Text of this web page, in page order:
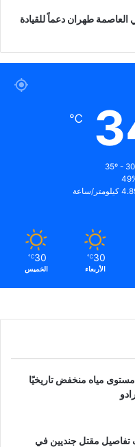
طهران دعماً للقيادة
℃
ساعة
30
℃
الأربعاء
30
℃
الخميس
مياه منخفض تاريخيًا
مقتل جنديين في